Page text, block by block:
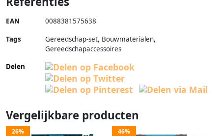
EAN 0088381575638
Tags
Gereedschap-set, Bouwmaterialen,
Gereedschapaccessoires
Delen
Vergelijkbare producten
26% 46%